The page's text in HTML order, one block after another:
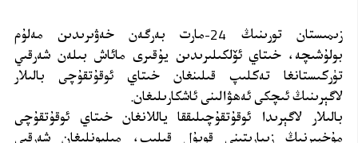
زىمىستان تورىنىڭ 24-مارت بەرگەن خەۋىرىدىن مەلۇم
بولۇشىچە، خىتاي ئۆلكىلىرىدىن يۇقىرى مائاش بىلەن شەرقىي
تۈركىستانغا تەكلىپ قىلىنغان خىتاي ئوقۇتقۇچى بالىلار
لاگېرىنىڭ ئىچكى ئەھۋالىنى ئاشكارىلىغان.
بالىلار لاگېرىدا ئوقۇتقۇچىلىققا ياللانغان خىتاي ئوقۇتقۇچى
مۇخبىرنىڭ زىيارىتىنى قوبۇل قىلىپ، مىليونلىغان شەرقىي